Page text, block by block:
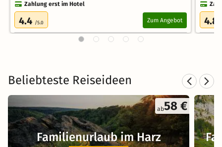
Zahlung erst im Hotel
4.4 /5.0 Zum Angebot 4.8
Beliebteste Reiseideen
ab58 €
Familienurlaub im Harz